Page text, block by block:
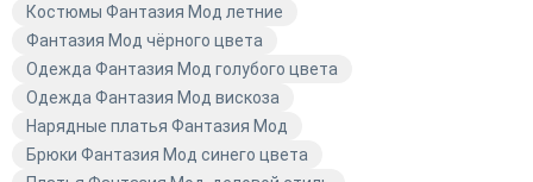
Костюмы Фантазия Мод летние
Фантазия Мод чёрного цвета
Одежда Фантазия Мод голубого цвета
Одежда Фантазия Мод вискоза
Нарядные платья Фантазия Мод
Брюки Фантазия Мод синего цвета